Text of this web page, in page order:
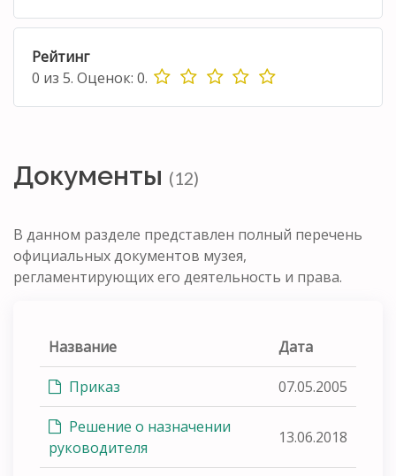
Рейтинг
0 из 5. Оценок: 0.
Документы (12)
В данном разделе представлен полный перечень
официальных документов музея,
регламентирующих его деятельность и права.
Название Дата
Приказ 07.05.2005
Решение о назначении
руководителя
13.06.2018